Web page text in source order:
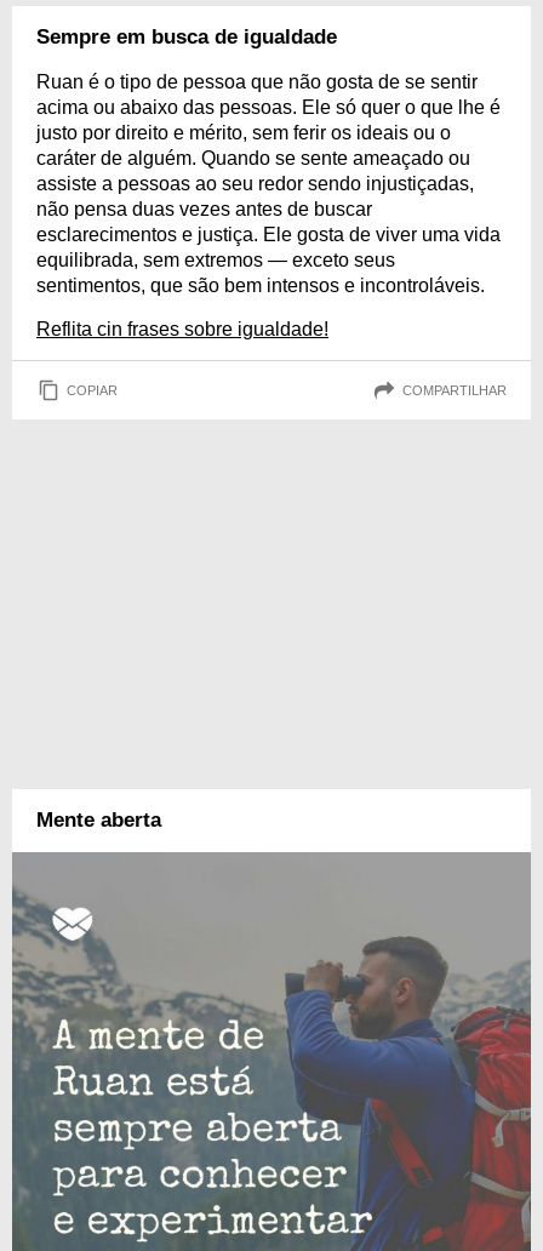
Sempre em busca de igualdade
Ruan é o tipo de pessoa que não gosta de se sentir
acima ou abaixo das pessoas. Ele só quer o que lhe é
justo por direito e mérito, sem ferir os ideais ou o
caráter de alguém. Quando se sente ameaçado ou
assiste a pessoas ao seu redor sendo injustiçadas,
não pensa duas vezes antes de buscar
esclarecimentos e justiça. Ele gosta de viver uma vida
equilibrada, sem extremos — exceto seus
sentimentos, que são bem intensos e incontroláveis.
Reflita cin frases sobre igualdade!
COPIAR COMPARTILHAR
Mente aberta